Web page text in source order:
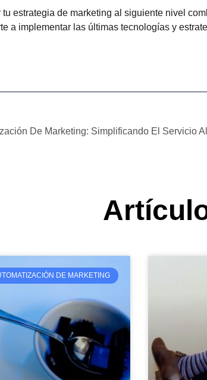
estrategia de marketing al siguiente nivel
a implementar las últimas tecnologías y
De Marketing: Simplificando El Servicio
DE MARKETING